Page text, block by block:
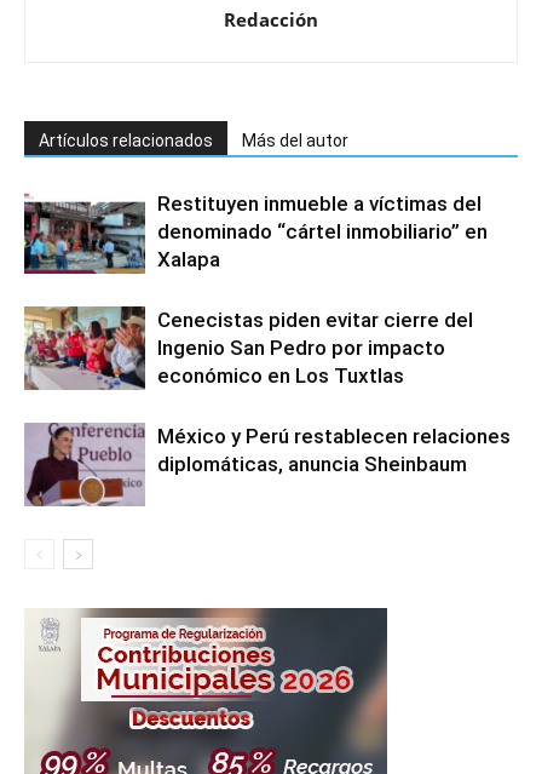
Redacción
Artículos relacionados Más del autor
Restituyen inmueble a víctimas del
denominado “cártel inmobiliario” en
Xalapa
Cenecistas piden evitar cierre del
Ingenio San Pedro por impacto
económico en Los Tuxtlas
México y Perú restablecen relaciones
diplomáticas, anuncia Sheinbaum